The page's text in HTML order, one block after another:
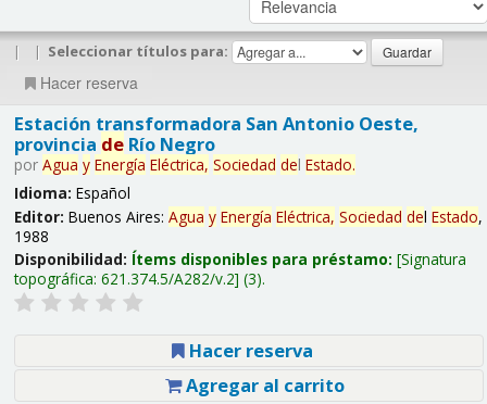
| | Seleccionar títulos para:
Hacer reserva
Estación transformadora San Antonio Oeste,
provincia deRío Negro
por Agua y Energía Eléctrica, Sociedad del Estado.
Idioma: Español
Editor: Buenos Aires: Agua y Energía Eléctrica, Sociedad del Estado,
1988
Disponibilidad: Ítems disponibles para préstamo: Signatura
topográfica: 621.374.5/A282/v.2 (3).
Hacer reserva
Agregar al carrito